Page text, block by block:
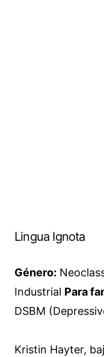
Lingua Ignota
Género:
Industrial Para
DSBM
Kristin Hayter,